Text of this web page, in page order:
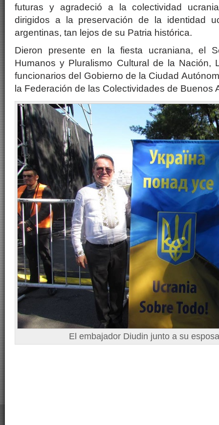
futuras y agradeció a la colectividad
dirigidos a la preservación de la identidad
argentinas, tan lejos de su Patria histórica.
Dieron presente en la fiesta ucraniana, el
Humanos y Pluralismo Cultural de la Nación,
funcionarios del Gobierno de la Ciudad
la Federación de las Colectividades de Buenos
El embajador Diudin junto a su esposa